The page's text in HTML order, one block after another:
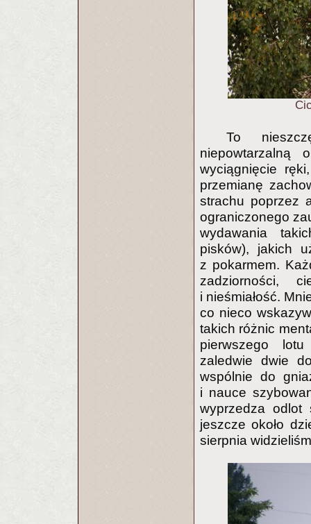
To
niepowtarzalną
wyciągnięcie
przemianę
strachu poprzez
ograniczonego
wydawania
pisków), jakich
z pokarmem.
zadziorności,
i nieśmiałość.
co nieco
takich różnic
pierwszego lotu
zaledwie dwie
wspólnie do
i nauce
wyprzedza
jeszcze około
sierpnia